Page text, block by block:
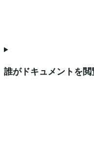
誰がドキュメントを